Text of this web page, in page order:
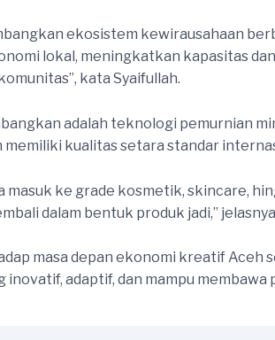
ekosistem kewirausahaan
lokal, meningkatkan kapasitas
kata Syaifullah.
adalah teknologi pemurnian
kualitas setara standar
masuk ke grade kosmetik, skincare,
dalam bentuk produk jadi,”
masa depan ekonomi kreatif
inovatif, adaptif, dan mampu